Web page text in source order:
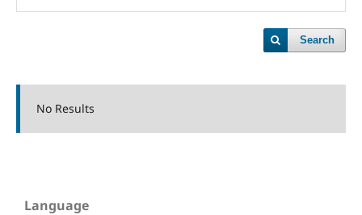
Search
No Results
Language